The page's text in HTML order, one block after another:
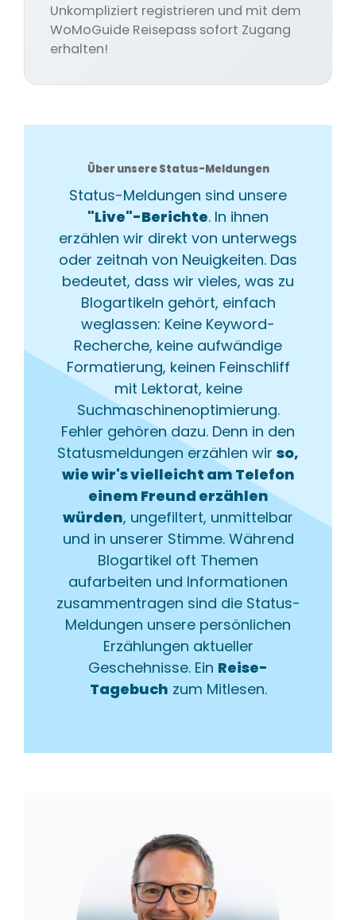
Unkompliziert registrieren und mit dem
WoMoGuide Reisepass sofort Zugang
erhalten!
Über unsere Status-Meldungen
Status-Meldungen sind unsere
"Live"-Berichte. In ihnen
erzählen wir direkt von unterwegs
oder zeitnah von Neuigkeiten. Das
bedeutet, dass wir vieles, was zu
Blogartikeln gehört, einfach
weglassen: Keine Keyword-
Recherche, keine aufwändige
Formatierung, keinen Feinschliff
mit Lektorat, keine
Suchmaschinenoptimierung.
Fehler gehören dazu. Denn in den
Statusmeldungen erzählen wir so,
wie wir's vielleicht am Telefon
einem Freund erzählen
würden, ungefiltert, unmittelbar
und in unserer Stimme. Während
Blogartikel oft Themen
aufarbeiten und Informationen
zusammentragen sind die Status-
Meldungen unsere persönlichen
Erzählungen aktueller
Geschehnisse. Ein Reise-
Tagebuch zum Mitlesen.